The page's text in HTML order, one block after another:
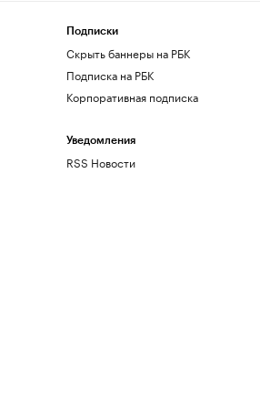
Подписки
Скрыть баннеры на РБК
Подписка на РБК
Корпоративная подписка
Уведомления
RSS Новости